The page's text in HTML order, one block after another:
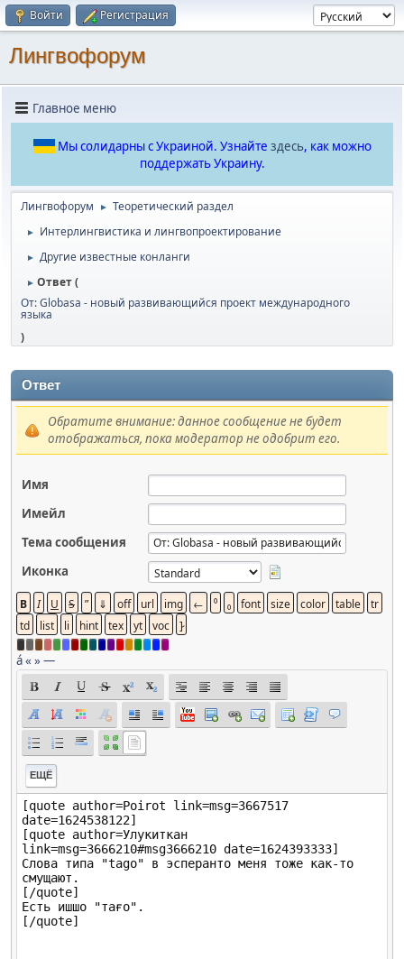
Войти Регистрация
Лингвофорум
Главное меню
Мы солидарны с Украиной. Узнайте здесь, как можно
поддержать Украину.
Лингвофорум ► Теоретический раздел
► Интерлингвистика и лингвопроектирование
► Другие известные конланги
► Ответ (
От: Globasa - новый развивающийся проект международного
языка
)
Ответ
Обратите внимание: данное сообщение не будет
отображаться, пока модератор не одобрит его.
Имя
Имейл
Тема сообщения
Иконка
á« »—
ЕЩЁ